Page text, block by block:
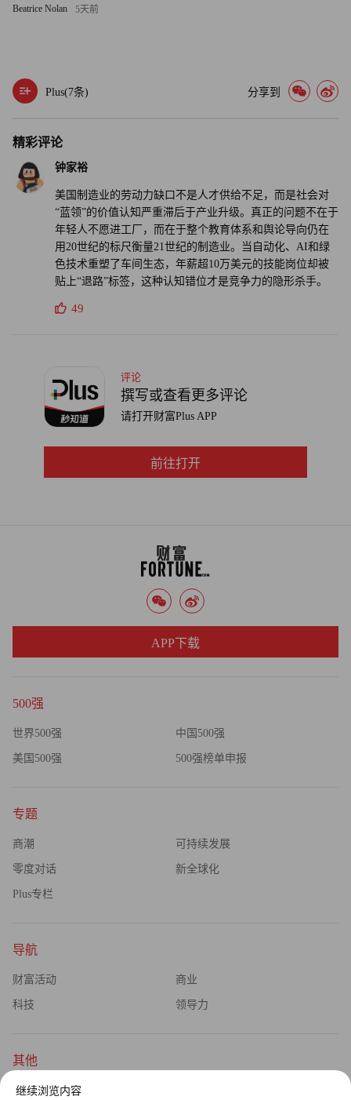
技能型工种绝非退而求其次的选择，而是支撑社会发展的根
基。随着我们拥抱先进技术和自动化，对掌握制造方法、精
新篇章
时值美国建国250周年，我们应当铭记：真正撑起这个国家
的，不只是理念，更是一双双手、一件件工具、一批批材
料，以及将愿景变为现实的劳动者们。
美国创新的新篇章从不缺雄心与抱负，缺的是投入资源、培
养实干人才的智慧。
马克·雷菲尔德（Mark Rayfield），Saint-Gobain North
America和CertainTeed总裁兼首席执行官
Fortune.com上发表的评论文章中表达的观点，仅代表作者本
人的观点，不代表《财富》杂志的观点和立场。
Beatrice Nolan 5天前
Plus(7条) 分享到
精彩评论
钟家裕
美国制造业的劳动力缺口不是人才供给不足，而是社会对
“蓝领”的价值认知严重滞后于产业升级。真正的问题不在于
年轻人不愿进工厂，而在于整个教育体系和舆论导向仍在
用20世纪的标尺衡量21世纪的制造业。当自动化、AI和绿
色技术重塑了车间生态，年薪超10万美元的技能岗位却被
贴上“退路”标签，这种认知错位才是竞争力的隐形杀手。
49
评论
撰写或查看更多评论
请打开财富Plus APP
前往打开
500强
世界500强 中国500强
美国500强 500强榜单申报
专题
商潮 可持续发展
零度对话 新全球化
Plus专栏
导航
财富活动 商业
科技 领导力
其他
杂志订阅
APP下载
继续浏览内容